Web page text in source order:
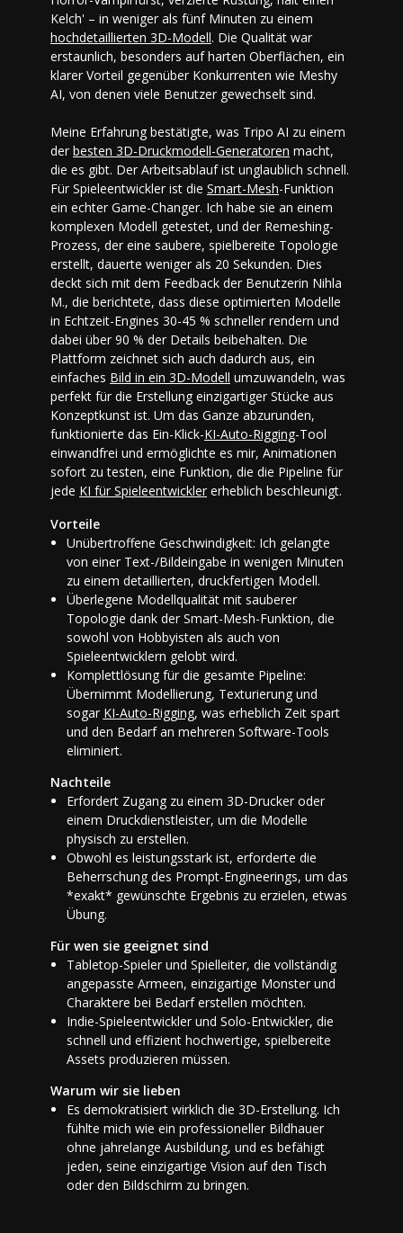
Kelch' – in weniger als fünf Minuten zu einem
hochdetaillierten 3D-Modell. Die Qualität war
erstaunlich, besonders auf harten Oberflächen, ein
klarer Vorteil gegenüber Konkurrenten wie Meshy
AI, von denen viele Benutzer gewechselt sind.
Meine Erfahrung bestätigte, was Tripo AI zu einem
der besten 3D-Druckmodell-Generatoren macht,
die es gibt. Der Arbeitsablauf ist unglaublich schnell.
Für Spieleentwickler ist die Smart-Mesh-Funktion
ein echter Game-Changer. Ich habe sie an einem
komplexen Modell getestet, und der Remeshing-
Prozess, der eine saubere, spielbereite Topologie
erstellt, dauerte weniger als 20 Sekunden. Dies
deckt sich mit dem Feedback der Benutzerin Nihla
M., die berichtete, dass diese optimierten Modelle
in Echtzeit-Engines 30-45 % schneller rendern und
dabei über 90 % der Details beibehalten. Die
Plattform zeichnet sich auch dadurch aus, ein
einfaches Bild in ein 3D-Modell umzuwandeln, was
perfekt für die Erstellung einzigartiger Stücke aus
Konzeptkunst ist. Um das Ganze abzurunden,
funktionierte das Ein-Klick-KI-Auto-Rigging-Tool
einwandfrei und ermöglichte es mir, Animationen
sofort zu testen, eine Funktion, die die Pipeline für
jede KI für Spieleentwickler erheblich beschleunigt.
Vorteile
Unübertroffene Geschwindigkeit: Ich gelangte
von einer Text-/Bildeingabe in wenigen Minuten
zu einem detaillierten, druckfertigen Modell.
Überlegene Modellqualität mit sauberer
Topologie dank der Smart-Mesh-Funktion, die
sowohl von Hobbyisten als auch von
Spieleentwicklern gelobt wird.
Komplettlösung für die gesamte Pipeline:
Übernimmt Modellierung, Texturierung und
sogar KI-Auto-Rigging, was erheblich Zeit spart
und den Bedarf an mehreren Software-Tools
eliminiert.
Nachteile
Erfordert Zugang zu einem 3D-Drucker oder
einem Druckdienstleister, um die Modelle
physisch zu erstellen.
Obwohl es leistungsstark ist, erforderte die
Beherrschung des Prompt-Engineerings, um das
*exakt* gewünschte Ergebnis zu erzielen, etwas
Übung.
Für wen sie geeignet sind
Tabletop-Spieler und Spielleiter, die vollständig
angepasste Armeen, einzigartige Monster und
Charaktere bei Bedarf erstellen möchten.
Indie-Spieleentwickler und Solo-Entwickler, die
schnell und effizient hochwertige, spielbereite
Assets produzieren müssen.
Warum wir sie lieben
Es demokratisiert wirklich die 3D-Erstellung. Ich
fühlte mich wie ein professioneller Bildhauer
ohne jahrelange Ausbildung, und es befähigt
jeden, seine einzigartige Vision auf den Tisch
oder den Bildschirm zu bringen.